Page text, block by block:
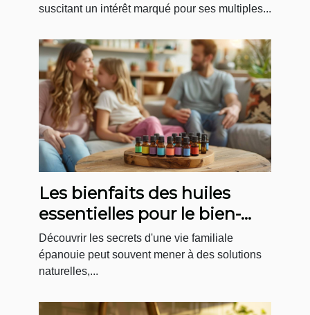
suscitant un intérêt marqué pour ses multiples...
Les bienfaits des huiles
essentielles pour le bien-
être familial
Découvrir les secrets d'une vie familiale
épanouie peut souvent mener à des solutions
naturelles,...